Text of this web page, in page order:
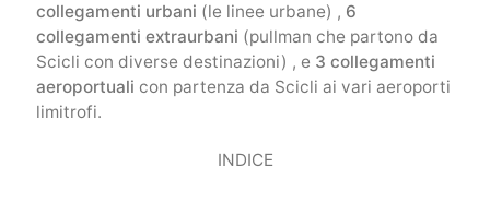
collegamenti urbani (le linee urbane) , 6
collegamenti extraurbani (pullman che partono da
Scicli con diverse destinazioni) , e 3 collegamenti
aeroportuali con partenza da Scicli ai vari aeroporti
limitrofi.
INDICE